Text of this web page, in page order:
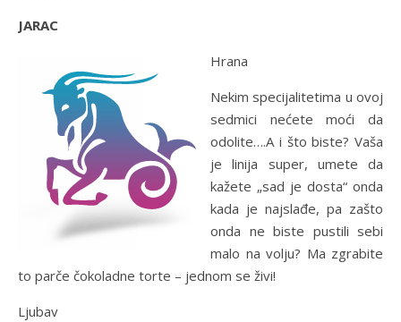
JARAC
Hrana
Nekim specijalitetima u ovoj
sedmici nećete moći da
odolite….A i što biste? Vaša
je linija super, umete da
kažete „sad je dosta“ onda
kada je najslađe, pa zašto
onda ne biste pustili sebi
malo na volju? Ma zgrabite
to parče čokoladne torte – jednom se živi!
Ljubav